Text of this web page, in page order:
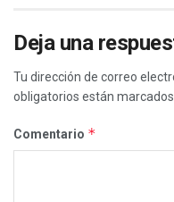
Deja una
Tu dirección de correo
obligatorios están
Comentario *